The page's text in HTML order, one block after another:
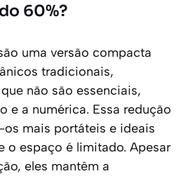
60%?
uma versão compacta
tradicionais,
não são essenciais,
e a numérica. Essa redução
mais portáteis e ideais
o espaço é limitado. Apesar
eles mantêm a